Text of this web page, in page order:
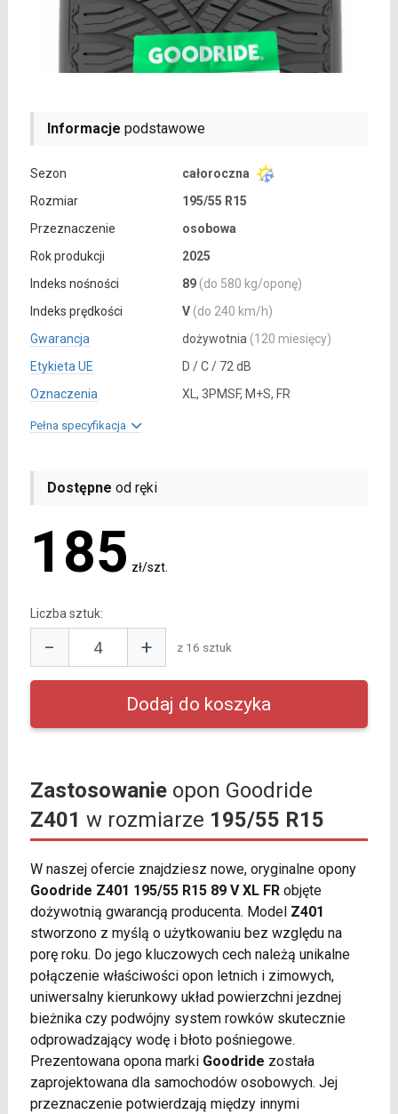
Informacje podstawowe
Sezon
całoroczna
Rozmiar
195/55 R15
Przeznaczenie
osobowa
Rok produkcji
2025
Indeks nośności
89 (do 580 kg/oponę)
Indeks prędkości
V (do 240 km/h)
Gwarancja
dożywotnia (120 miesięcy)
Etykieta UE
D / C / 72 dB
Oznaczenia
XL, 3PMSF, M+S, FR
Pełna specyfikacja
Dostępne od ręki
185 zł/szt.
Liczba sztuk:
− + z 16 sztuk
Zastosowanieopon Goodride
Z401 w rozmiarze 195/55 R15
W naszej ofercie znajdziesz nowe, oryginalne opony
Goodride Z401 195/55 R15 89 V XL FRobjęte
dożywotnią gwarancją producenta. Model Z401
stworzono z myślą o użytkowaniu bez względu na
porę roku. Do jego kluczowych cech należą unikalne
połączenie właściwości opon letnich i zimowych,
uniwersalny kierunkowy układ powierzchni jezdnej
bieżnika czy podwójny system rowków skutecznie
odprowadzający wodę i błoto pośniegowe.
Prezentowana opona marki Goodride została
zaprojektowana dla samochodów osobowych. Jej
przeznaczenie potwierdzają między innymi